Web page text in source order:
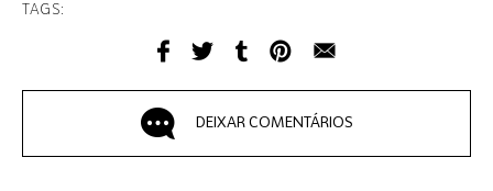
TAGS:
DEIXAR COMENTÁRIOS